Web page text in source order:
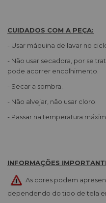
CUIDADOS COM A PEÇA:
- Usar máquina de lavar no
- Não usar secadora, por se
pode acorrer encolhimento.
- Secar a sombra.
- Não alvejar, não usar cloro.
- Passar na temperatura
INFORMAÇÕES
As cores podem
dependendo do tipo de tela